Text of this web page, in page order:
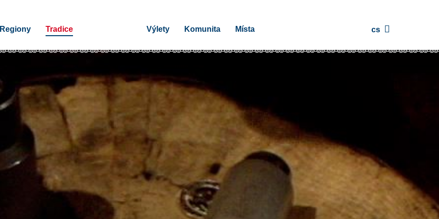
cs
Regiony Tradice Výlety Komunita Místa